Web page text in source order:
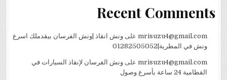
Recent Comments
mrisuzu4@gmail.comعلى ونش انقاذ |ونش الفرسان بيقدملك اسرع
ونش في المطرية|01282505052
mrisuzu4@gmail.comعلى ونش الفرسان لإنقاذ السيارات في
القطامية 24 ساعة بأسرع وصول